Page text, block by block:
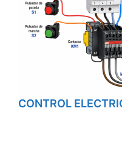
CONTROL